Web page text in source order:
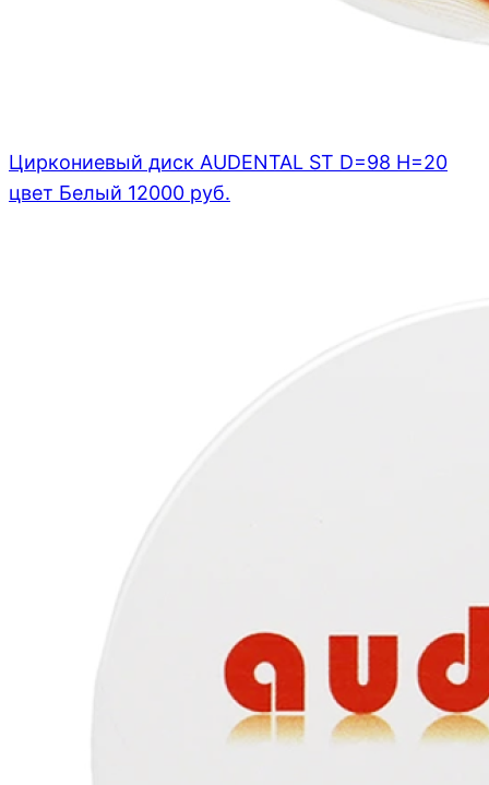
Циркониевый диск AUDENTAL ST D=98 H=20
цвет Белый 12000 руб.